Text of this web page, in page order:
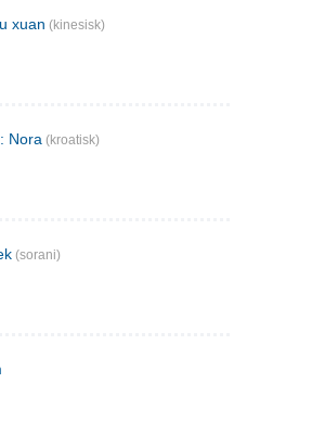
xuan (kinesisk)
Nora (kroatisk)
(sorani)